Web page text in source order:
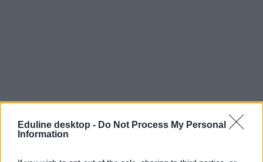
Eduline desktop - Do Not Process My Personal
Information